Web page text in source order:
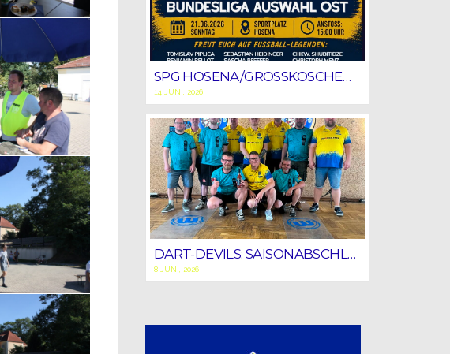
SPG HOSENA/GROSSKOSCHEN VS BUNDESLIGA-AUSWAHL OST
14 JUNI, 2026
DART-DEVILS: SAISONABSCHLUSS MIT STARKEM HEIMSIEG!
8 JUNI, 2026